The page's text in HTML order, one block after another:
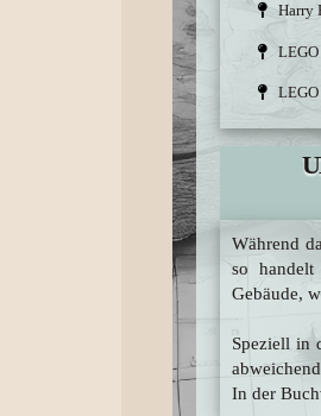
Harry
Während
so
Gebäude,
Speziell in
In der